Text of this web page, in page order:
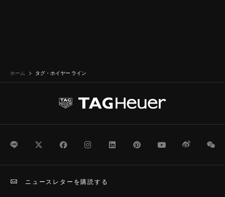
ホーム タグ・ホイヤー ライン
TwitterFacebookInstagramLinkedInPinterestYoutubeWeibo
ニュースレターを購読する